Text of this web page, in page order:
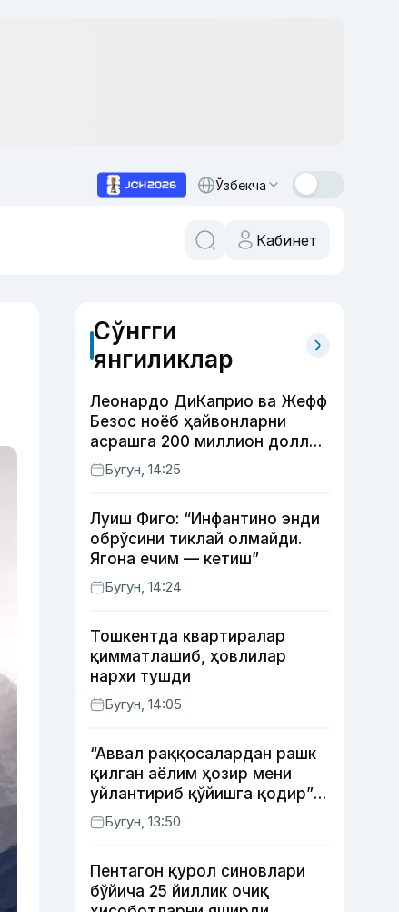
Ўзбекча
Кабинет
Сўнгги
янгиликлар
Леонардо ДиКаприо ва Жефф
Безос ноёб ҳайвонларни
асрашга 200 миллион доллар
ажратди
Бугун, 14:25
Луиш Фиго: “Инфантино энди
обрўсини тиклай олмайди.
Ягона ечим — кетиш”
Бугун, 14:24
Тошкентда квартиралар
қимматлашиб, ҳовлилар
нархи тушди
Бугун, 14:05
“Аввал раққосалардан рашк
қилган аёлим ҳозир мени
уйлантириб қўйишга қодир”
— Анвар Собиров давлат
ишидаги фаолияти ва ўғил
гапирди
Бугун, 13:50
Пентагон қурол синовлари
бўйича 25 йиллик очиқ